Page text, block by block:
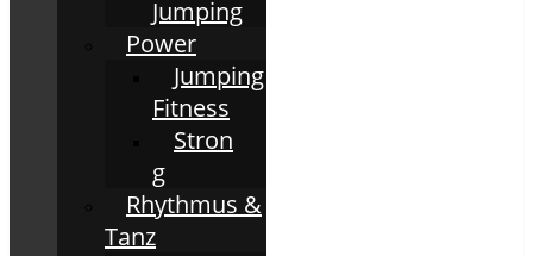
Jumping
Power
Jumping
Fitness
Stron
g
Rhythmus &
Tanz